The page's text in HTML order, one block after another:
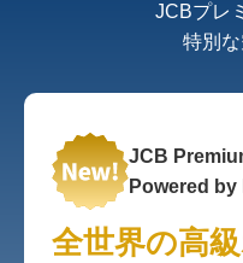
JCBプレ
特別
JCB
Powered
全世界の高